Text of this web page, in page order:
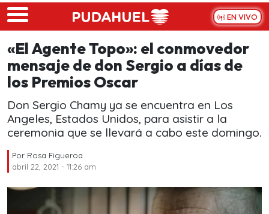
Skip to main content
EN VIVO
«El Agente Topo»: el conmovedor
mensaje de don Sergio a días de
los Premios Oscar
Don Sergio Chamy ya se encuentra en Los
Angeles, Estados Unidos, para asistir a la
ceremonia que se llevará a cabo este domingo.
Por Rosa Figueroa
abril 22, 2021 - 11:26 am